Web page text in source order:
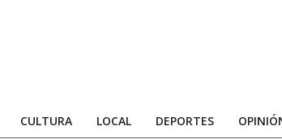
CULTURA LOCAL DEPORTES